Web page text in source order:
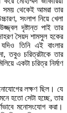
সময় থেকেই আমরা তার
সংলাপ নিয়ে খেলা
দৃষ্টান্ত পাই তার
সৈয়দ শামসুল হকের
তিনি এই বাংলার
তবুও চরিত্রটাকে তার
একটা চরিত্র নির্মাণ
লক্ষণ ছিল। যে
হতো সেটা হচ্ছে, তার
মনোসংযোগ করা।